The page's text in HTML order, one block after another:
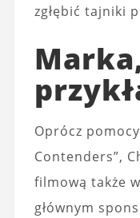
zgłębić tajniki
Oprócz
Contenders”,
filmową także
głównym